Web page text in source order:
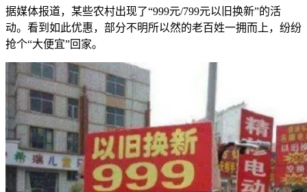
据媒体报道，某些农村出现了“999元/799元以旧换新”的活
动。看到如此优惠，部分不明所以然的老百姓一拥而上，纷纷
抢个“大便宜”回家。